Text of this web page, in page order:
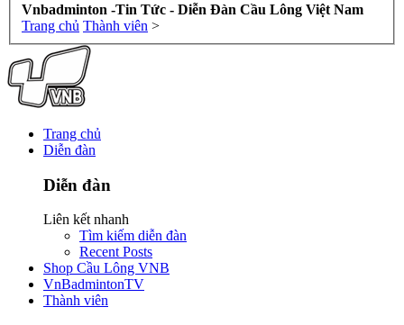
Vnbadminton -Tin Tức - Diễn Đàn Cầu Lông Việt Nam
Trang chủ Thành viên >
Trang chủ
Diễn đàn
Diễn đàn
Liên kết nhanh
Tìm kiếm diễn đàn
Recent Posts
Shop Cầu Lông VNB
VnBadmintonTV
Thành viên